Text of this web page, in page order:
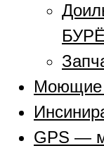
Моющие
GPS —